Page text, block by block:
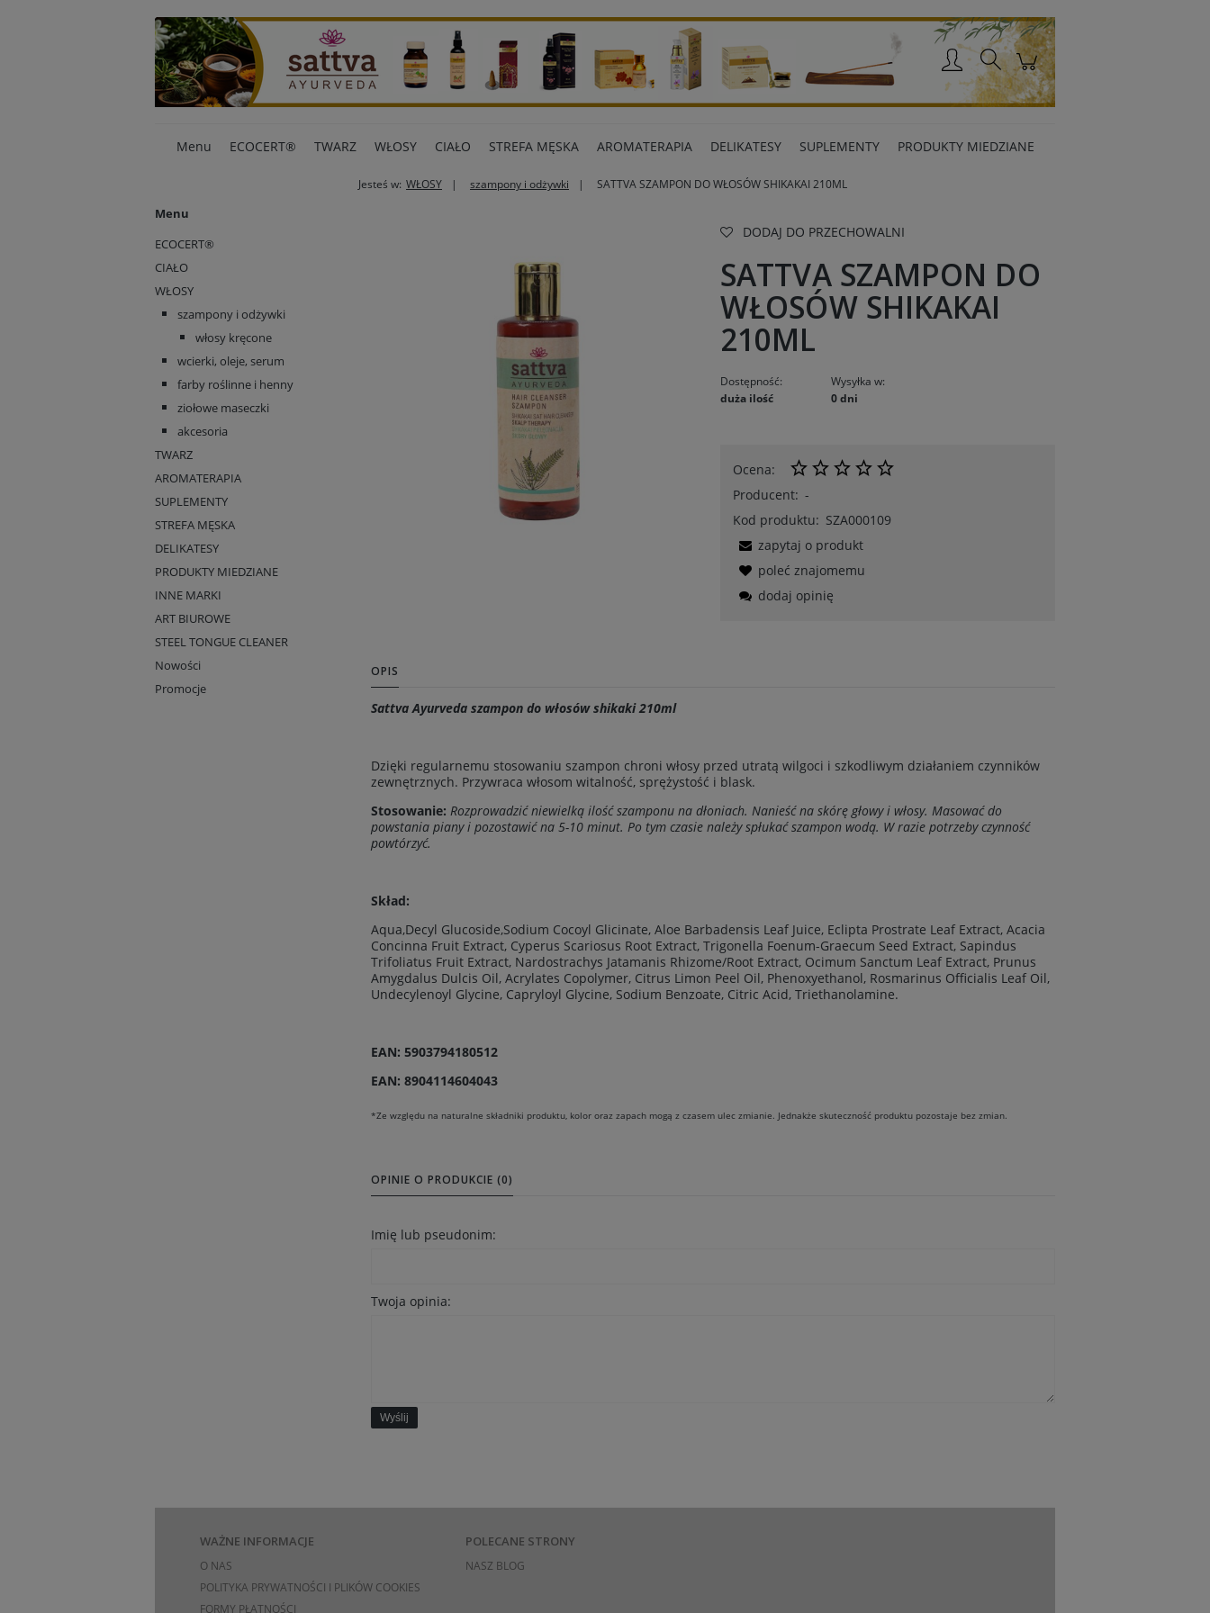
Menu ECOCERT® TWARZ WŁOSY CIAŁO STREFA MĘSKA AROMATERAPIA DELIKATESY SUPLEMENTY PRODUKTY MIEDZIANE
Jesteś w: WŁOSY szampony i odżywki SATTVA SZAMPON DO WŁOSÓW SHIKAKAI 210ML
Menu
ECOCERT®
CIAŁO
WŁOSY
szampony i odżywki
włosy kręcone
wcierki, oleje, serum
farby roślinne i henny
ziołowe maseczki
akcesoria
TWARZ
AROMATERAPIA
SUPLEMENTY
STREFA MĘSKA
DELIKATESY
PRODUKTY MIEDZIANE
INNE MARKI
ART BIUROWE
STEEL TONGUE CLEANER
Nowości
Promocje
DODAJ DO PRZECHOWALNI
SATTVA SZAMPON DO
WŁOSÓW SHIKAKAI
210ML
Dostępność:
duża ilość
Wysyłka w:
0 dni
Ocena:
Producent: -
Kod produktu: SZA000109
zapytaj o produkt
poleć znajomemu
dodaj opinię
OPIS
Sattva Ayurveda szampon do włosów shikaki 210ml
Dzięki regularnemu stosowaniu szampon chroni włosy przed utratą wilgoci i szkodliwym działaniem czynników
zewnętrznych. Przywraca włosom witalność, sprężystość i blask.
Stosowanie: Rozprowadzić niewielką ilość szamponu na dłoniach. Nanieść na skórę głowy i włosy. Masować do
powstania piany i pozostawić na 5-10 minut. Po tym czasie należy spłukać szampon wodą. W razie potrzeby czynność
powtórzyć.
Skład:
Aqua,Decyl Glucoside,Sodium Cocoyl Glicinate, Aloe Barbadensis Leaf Juice, Eclipta Prostrate Leaf Extract, Acacia
Concinna Fruit Extract, Cyperus Scariosus Root Extract, Trigonella Foenum-Graecum Seed Extract, Sapindus
Trifoliatus Fruit Extract, Nardostrachys Jatamanis Rhizome/Root Extract, Ocimum Sanctum Leaf Extract, Prunus
Amygdalus Dulcis Oil, Acrylates Copolymer, Citrus Limon Peel Oil, Phenoxyethanol, Rosmarinus Officialis Leaf Oil,
Undecylenoyl Glycine, Capryloyl Glycine, Sodium Benzoate, Citric Acid, Triethanolamine.
EAN: 5903794180512
EAN: 8904114604043
*Ze względu na naturalne składniki produktu, kolor oraz zapach mogą z czasem ulec zmianie. Jednakże skuteczność produktu pozostaje bez zmian.
OPINIE O PRODUKCIE (0)
Imię lub pseudonim:
Twoja opinia:
Wyślij
WAŻNE INFORMACJE
O NAS
POLITYKA PRYWATNOŚCI I PLIKÓW COOKIES
FORMY PŁATNOŚCI
POLECANE STRONY
NASZ BLOG